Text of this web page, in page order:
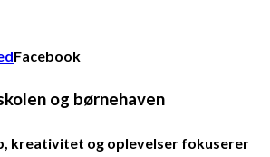
Facebook
og børnehaven
kreativitet og oplevelser fokuserer